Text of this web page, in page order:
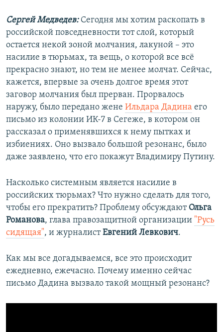
Все сайты РСЕ/РС
Сергей Медведев:Сегодня мы хотим раскопать в
российской повседневности тот слой, который
остается некой зоной молчания, лакуной – это
насилие в тюрьмах, та вещь, о которой все всё
прекрасно знают, но тем не менее молчат. Сейчас,
кажется, впервые за очень долгое время этот
заговор молчания был прерван. Прорвалось
наружу, было передано жене Ильдара Дадина его
письмо из колонии ИК-7 в Сегеже, в котором он
рассказал о применявшихся к нему пытках и
избиениях. Оно вызвало большой резонанс, было
даже заявлено, что его покажут Владимиру Путину.
Насколько системным является насилие в
российских тюрьмах? Что нужно сделать для того,
чтобы его прекратить? Проблему обсуждают Ольга
Романова, глава правозащитной организации "Русь
сидящая", и журналистЕвгений Левкович.
Как мы все догадываемся, все это происходит
ежедневно, ежечасно. Почему именно сейчас
письмо Дадина вызвало такой мощный резонанс?